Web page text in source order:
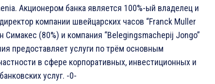
Акционером банка является 100%-ый владелец и
компании швейцарских часов “Franck Muller
Симакес (80%) и компания “Belegingsmachepij Jongo”
предоставляет услуги по трём основным
в сфере корпоративных, инвестиционных и
услуг. -0-